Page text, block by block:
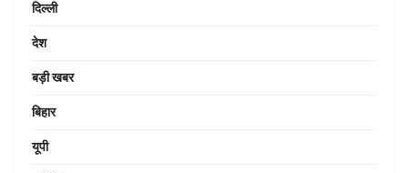
दिल्ली
देश
बड़ी खबर
बिहार
यूपी